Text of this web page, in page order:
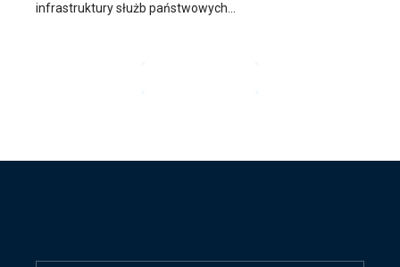
infrastruktury służb państwowych...